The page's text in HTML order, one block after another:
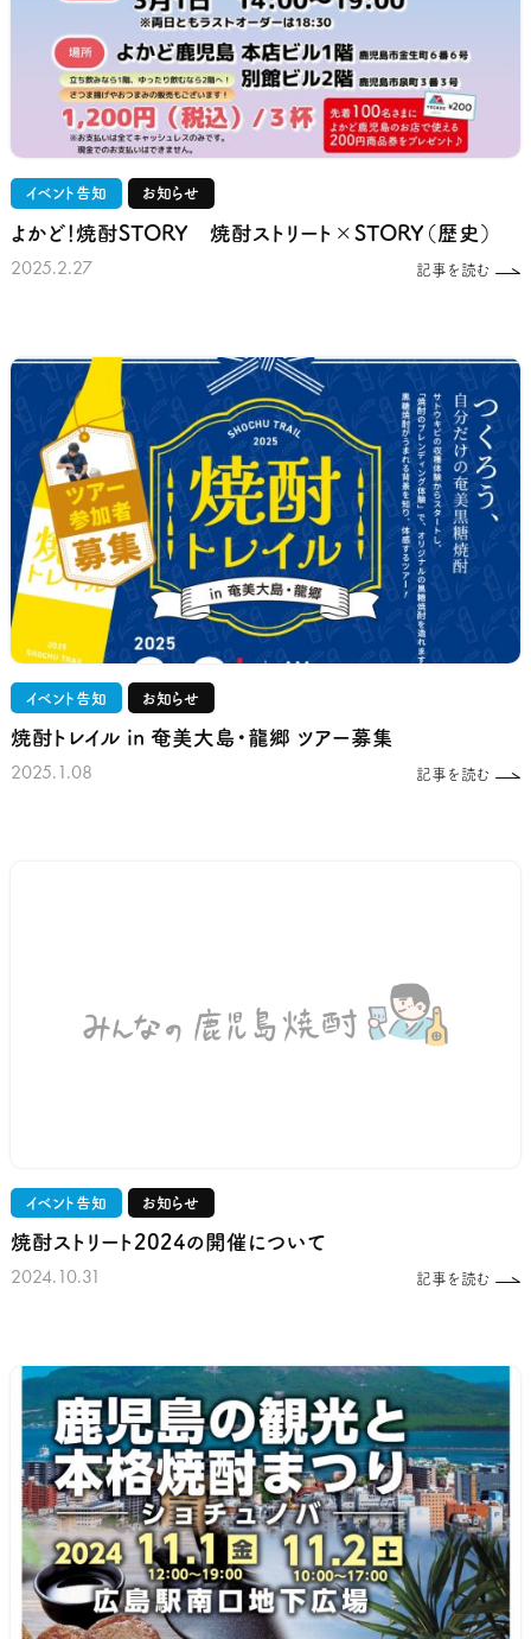
イベント告知 お知らせ
よかど！焼酎STORY 焼酎ストリート×STORY（歴史）
2025.2.27 記事を読む
イベント告知 お知らせ
焼酎トレイル in 奄美大島・龍郷 ツアー募集
2025.1.08 記事を読む
イベント告知 お知らせ
焼酎ストリート2024の開催について
2024.10.31 記事を読む